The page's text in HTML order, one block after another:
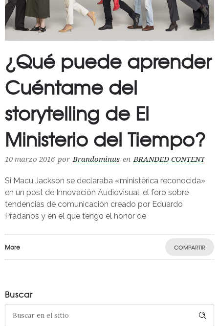
¿Qué puede aprender
Cuéntame del
storytelling de El
Ministerio del Tiempo?
10 marzo 2016 por Brandominus en BRANDED CONTENT
Si Macu Jackson se declaraba «ministérica reconocida»
en un post de Innovación Audiovisual, el foro sobre
tendencias de comunicación creado por Eduardo
Prádanos y en el que tengo el honor de
More COMPARTIR
Buscar